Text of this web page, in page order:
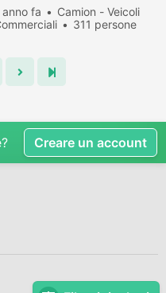
anno fa
Camion - Veicoli
311 persone
Creare un account